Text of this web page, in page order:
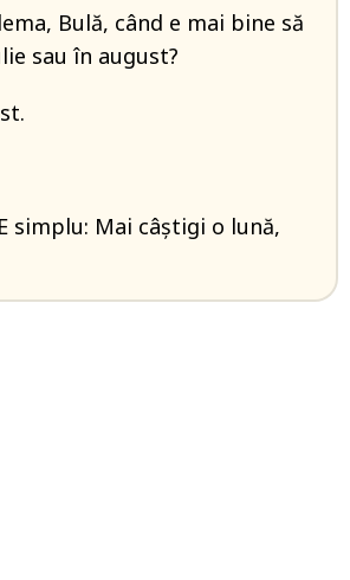
Bulă, când e mai bine să
sau în august?
simplu: Mai câștigi o lună,